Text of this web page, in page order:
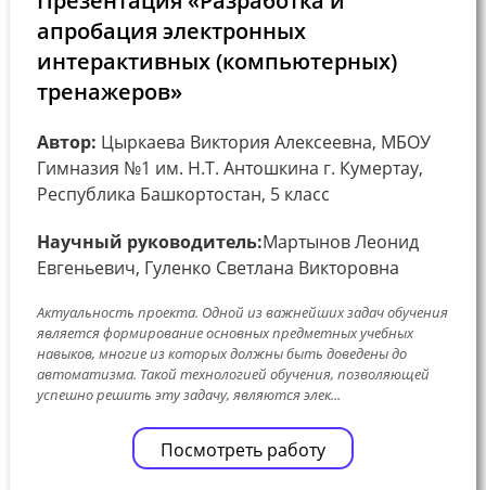
апробация электронных
интерактивных (компьютерных)
тренажеров»
Автор: Цыркаева Виктория Алексеевна, МБОУ
Гимназия №1 им. Н.Т. Антошкина г. Кумертау,
Республика Башкортостан, 5 класс
Научный руководитель:Мартынов Леонид
Евгеньевич, Гуленко Светлана Викторовна
Актуальность проекта. Одной из важнейших задач обучения
является формирование основных предметных учебных
навыков, многие из которых должны быть доведены до
автоматизма. Такой технологией обучения, позволяющей
успешно решить эту задачу, являются элек...
Посмотреть работу